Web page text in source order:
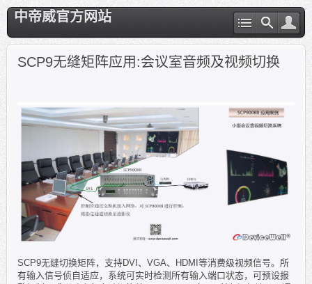
中帝威官方网站
SCP9无缝矩阵应用:会议室音频及视频切换
SCP9无缝切换矩阵，支持DVI、VGA、HDMI等消费级视频信号。所
有输入信号侦自适应，系统可实时检测所有输入端口状态，可预设报